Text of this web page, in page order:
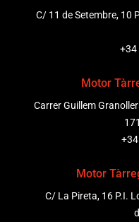
C/ 11 de Setembre, 10
+34
Motor
Carrer Guillem
Motor
C/ La Pireta, 16 P.I.